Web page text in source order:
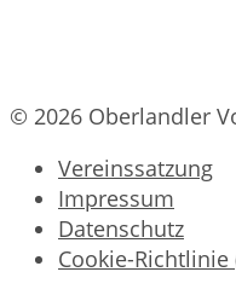
© 2026 Oberlandler
Vereinssatzung
Impressum
Datenschutz
Cookie-Richtlinie